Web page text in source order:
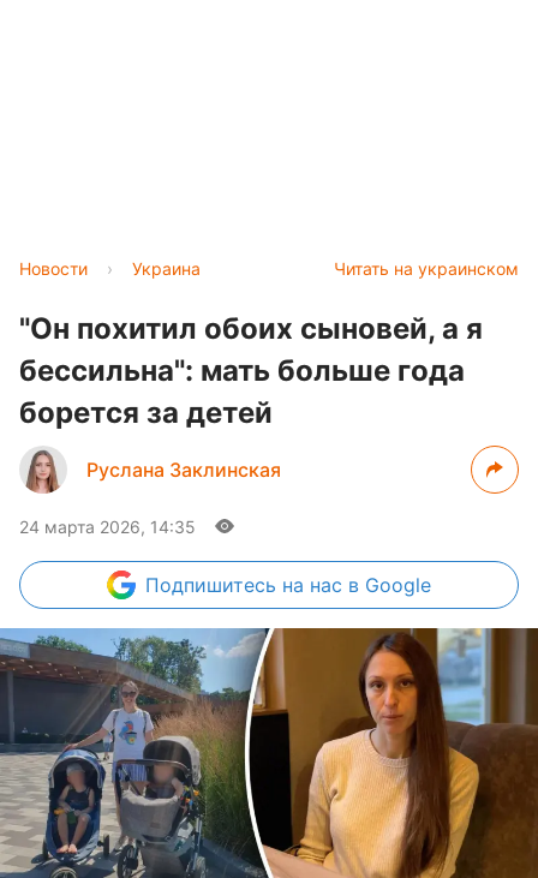
Читать на украинском
Новости › Украина
"Он похитил обоих сыновей, а я
бессильна": мать больше года
борется за детей
Руслана Заклинская
24 марта 2026, 14:35
Подпишитесь на нас в Google